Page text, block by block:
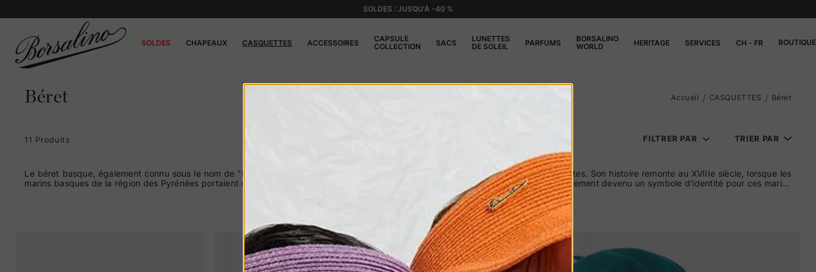
SOLDES : JUSQU'À -40 %
SOLDES CHAPEAUX CASQUETTES ACCESSOIRES
CAPSULE
COLLECTION
SACS
LUNETTES
DE SOLEIL
PARFUMS
BORSALINO
WORLD
HERITAGE SERVICES CH - FR BOUTIQUE
Béret Accueil CASQUETTES Béret
11 Produits FILTRER PAR TRIER PAR
Le béret basque, également connu sous le nom de "béret français" ou "béret de marin", possède des origines anciennes et fascinantes. Son histoire remonte au XVIIIe siècle, lorsque les
marins basques de la région des Pyrénées portaient un type particulier de bonnet lors de leurs expéditions en mer. Le béret est rapidement devenu un symbole d'identité pour ces marins
basques et, au fil du temps, s'est également répandu parmi la population civile, s'imposant comme une icône de style et un accessoire distinctif de la culture française et basque. Une
anecdote historique fascinante entoure le rôle du béret basque pendant la Révolution française. On raconte que les révolutionnaires français, inspirés par l'image de liberté et d'égalité
associée au béret basque, ont adopté son style comme symbole de la lutte pour les droits du peuple. Le béret basque Borsalino est depuis toujours un symbole de style intemporel qui se
distingue par sa silhouette caractéristique et reconnaissable. La forme emblématique du béret Borsalino est un hommage à la tradition et au savoir-faire artisanal qui caractérisent la
marque depuis des générations. Ce style indémodable s'adapte parfaitement à toutes les occasions, d'une tenue décontractée à la plus formelle, en apportant toujours une touche